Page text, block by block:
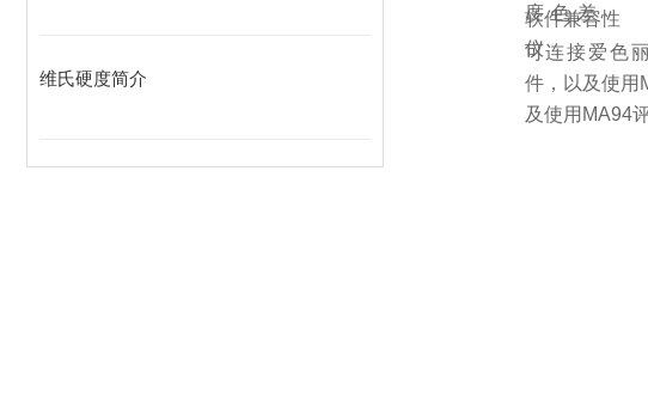
维氏硬度简介
软件兼容性
可连接爱色
件，以及使用
及使用MA94